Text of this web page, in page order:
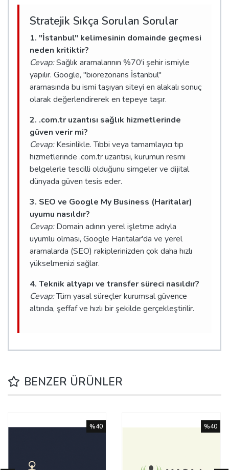
Stratejik Sıkça Sorulan Sorular
1. "İstanbul" kelimesinin domainde geçmesi
neden kritiktir?
Cevap:Sağlık aramalarının %70'i şehir ismiyle
yapılır. Google, "biorezonans İstanbul"
aramasında bu ismi taşıyan siteyi en alakalı sonuç
olarak değerlendirerek en tepeye taşır.
2. .com.tr uzantısı sağlık hizmetlerinde
güven verir mi?
Cevap:Kesinlikle. Tıbbi veya tamamlayıcı tıp
hizmetlerinde .com.tr uzantısı, kurumun resmi
belgelerle tescilli olduğunu simgeler ve dijital
dünyada güven tesis eder.
3. SEO ve Google My Business (Haritalar)
uyumu nasıldır?
Cevap:Domain adının yerel işletme adıyla
uyumlu olması, Google Haritalar'da ve yerel
aramalarda (SEO) rakiplerinizden çok daha hızlı
yükselmenizi sağlar.
4. Teknik altyapı ve transfer süreci nasıldır?
Cevap:Tüm yasal süreçler kurumsal güvence
altında, şeffaf ve hızlı bir şekilde gerçekleştirilir.
BENZER ÜRÜNLER
%40 %40